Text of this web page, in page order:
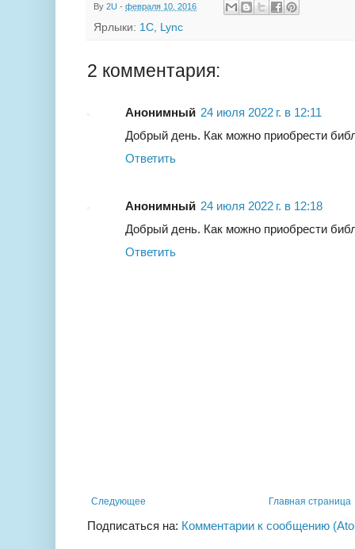
By 2U - февраля 10, 2016
Ярлыки: 1С, Lync
2 комментария:
Анонимный 24 июля 2022 г. в 12:11
Добрый день. Как можно приобрести
Ответить
Анонимный 24 июля 2022 г. в 12:18
Добрый день. Как можно приобрести
Ответить
Следующее Главная страница
Подписаться на: Комментарии к сообщению